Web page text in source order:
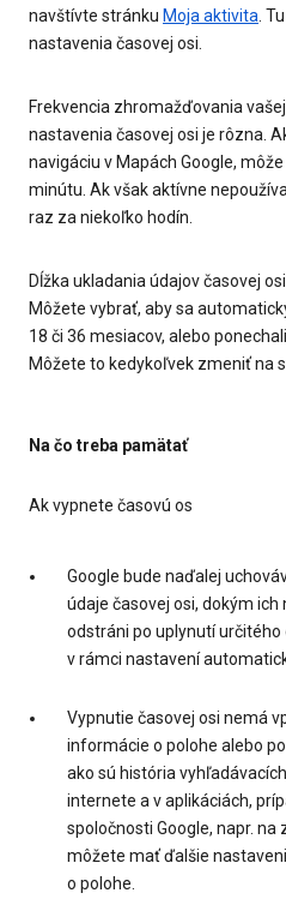
navštívte stránku Moja aktivita.
nastavenia časovej osi.
Frekvencia zhromažďovania
nastavenia časovej osi je rôzna.
navigáciu v Mapách Google,
minútu. Ak však aktívne
raz za niekoľko hodín.
Dĺžka ukladania údajov časovej
Môžete vybrať, aby sa
18 či 36 mesiacov, alebo
Môžete to kedykoľvek zmeniť na
Na čo treba pamätať
Ak vypnete časovú os
Google bude naďalej
údaje časovej osi, dokým
odstráni po uplynutí
v rámci nastavení
Vypnutie časovej osi nemá
informácie o polohe alebo
ako sú história
internete a v aplikáciách,
spoločnosti Google, napr. na
môžete mať ďalšie
o polohe.